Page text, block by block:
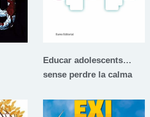
Educar adolescents…
sense perdre la calma